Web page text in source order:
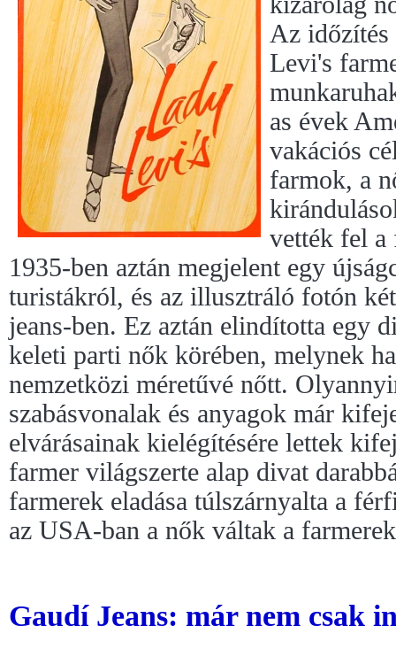
Az időzítés
Levi's
as évek
vakációs
farmok, a
vették fel a
1935-ben aztán megjelent egy
turistákról, és az illusztráló fotón
jeans-ben. Ez aztán elindította egy
keleti parti nők körében, melynek
nemzetközi méretűvé nőtt.
szabásvonalak és anyagok már
elvárásainak kielégítésére lettek
farmer világszerte alap divat
farmerek eladása túlszárnyalta a
az USA-ban a nők váltak a
Gaudí Jeans: már nem csak